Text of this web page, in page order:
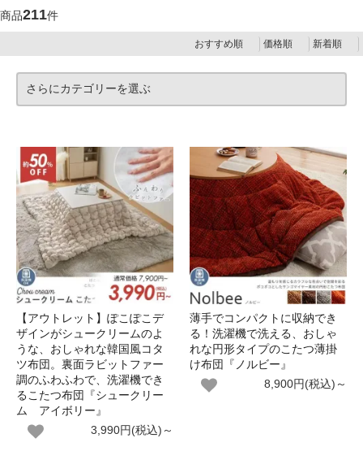
商品211件
おすすめ順 価格順 新着順
さらにカテゴリーを選ぶ
【アウトレット】ぽこぽこデ
ザインがシュークリームのよ
うな、おしゃれな韓国風コタ
ツ布団。裏面ラビットファー
調のふわふわで、洗濯機でき
るこたつ布団『シュークリー
ム アイボリー』
3,990円(税込)～
薄手でコンパクトに収納でき
る！洗濯機で洗える、おしゃ
れな円形タイプのこたつ薄掛
け布団『ノルビー』
8,900円(税込)～